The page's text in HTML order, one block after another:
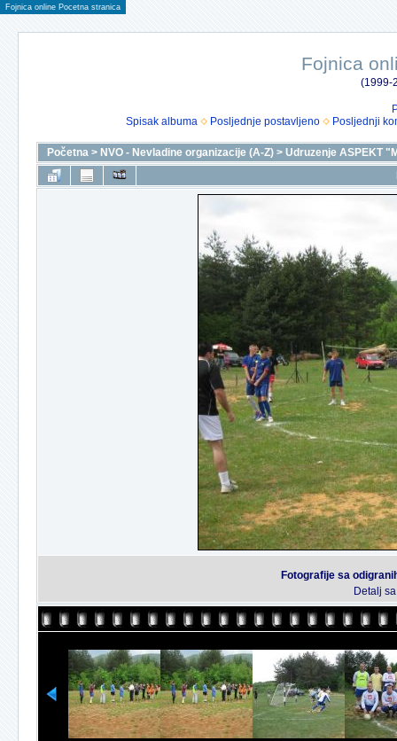
Fojnica online Pocetna stranica
Fojnica
(1999-
Spisak albuma
Posljednje postavljeno Posljednji
Početna > NVO - Nevladine organizacije (A-Z) > Udruzenje ASPEKT
Fotografije sa
Detalj